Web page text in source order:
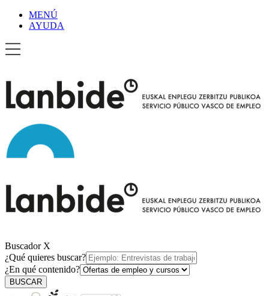
MENÚ
AYUDA
Buscador X
¿Qué quieres buscar?
¿En qué contenido?
BUSCAR